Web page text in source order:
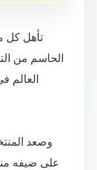
تأهل كل
الحاسم من
وصعد
على ضيفه